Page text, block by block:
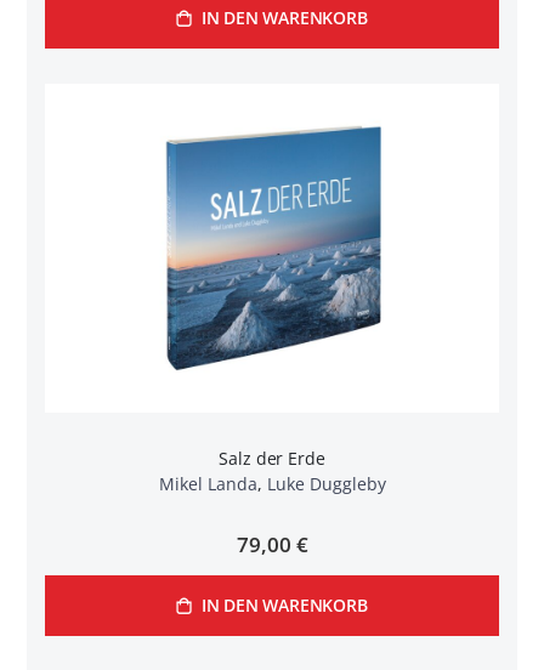
IN DEN WARENKORB
Salz der Erde
Mikel Landa, Luke Duggleby
79,00 €
IN DEN WARENKORB